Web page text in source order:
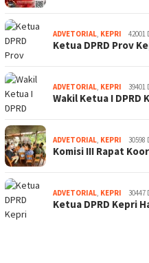
ADVETORIAL, KEPRI
Ketua DPRD Prov
ADVETORIAL, KEPRI
Wakil Ketua I DPRD
ADVETORIAL, KEPRI
Komisi III Rapat
ADVETORIAL, KEPRI
Ketua DPRD Kepri